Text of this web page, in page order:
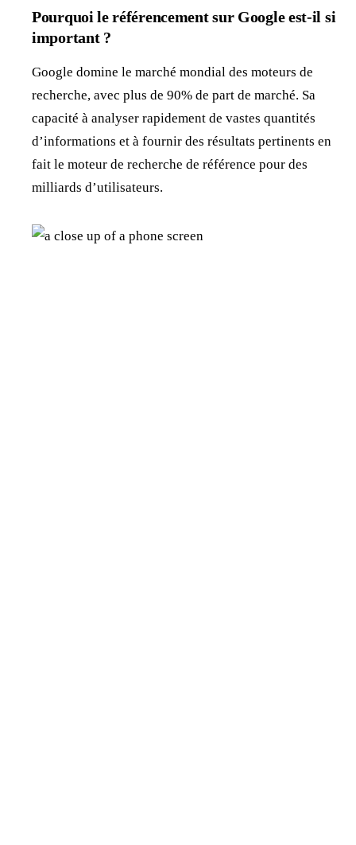
Pourquoi le référencement sur Google est-il si
important ?
Google domine le marché mondial des moteurs de
recherche, avec plus de 90% de part de marché. Sa
capacité à analyser rapidement de vastes quantités
d’informations et à fournir des résultats pertinents en
fait le moteur de recherche de référence pour des
milliards d’utilisateurs.